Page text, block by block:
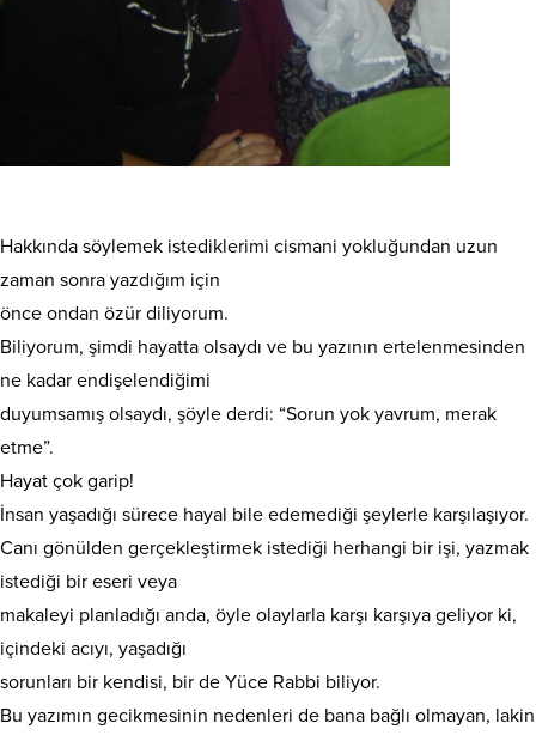
Hakkında söylemek istediklerimi cismani yokluğundan uzun
zaman sonra yazdığım için
önce ondan özür diliyorum.
Biliyorum, şimdi hayatta olsaydı ve bu yazının ertelenmesinden
ne kadar endişelendiğimi
duyumsamış olsaydı, şöyle derdi: “Sorun yok yavrum, merak
etme”.
Hayat çok garip!
İnsan yaşadığı sürece hayal bile edemediği şeylerle karşılaşıyor.
Canı gönülden gerçekleştirmek istediği herhangi bir işi, yazmak
istediği bir eseri veya
makaleyi planladığı anda, öyle olaylarla karşı karşıya geliyor ki,
içindeki acıyı, yaşadığı
sorunları bir kendisi, bir de Yüce Rabbi biliyor.
Bu yazımın gecikmesinin nedenleri de bana bağlı olmayan, lakin